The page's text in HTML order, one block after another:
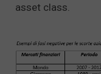
asset class.